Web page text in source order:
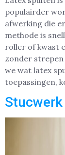
populairder
afwerking die
methode is
roller of kwast
zonder
we wat latex
toepassingen,